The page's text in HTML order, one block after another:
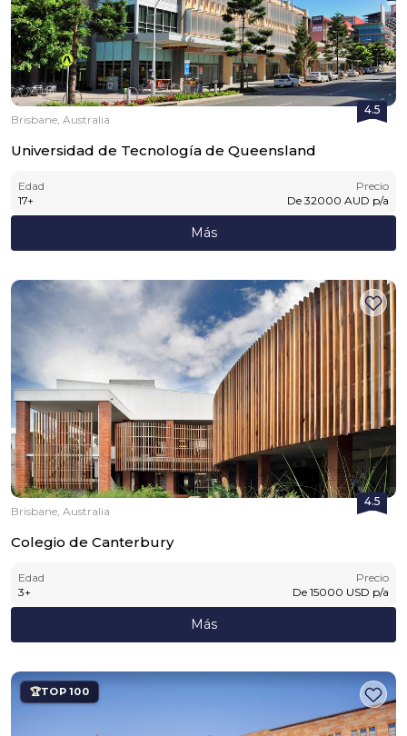
4.5
Brisbane, Australia
Universidad de Tecnología de Queensland
Edad
17+
Precio
De 32000 AUD p/a
Más
4.5
Brisbane, Australia
Colegio de Canterbury
Edad
3+
Precio
De 15000 USD p/a
Más
TOP 100